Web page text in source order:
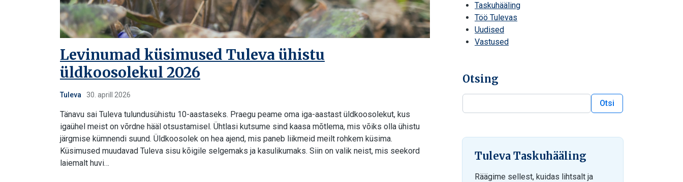
Levinumad küsimused Tuleva ühistu
üldkoosolekul 2026
Tuleva 30. aprill 2026
Tänavu sai Tuleva tulundusühistu 10-aastaseks. Praegu peame oma iga-aastast üldkoosolekut, kus
igaühel meist on võrdne hääl otsustamisel. Ühtlasi kutsume sind kaasa mõtlema, mis võiks olla ühistu
järgmise kümnendi suund. Üldkoosolek on hea ajend, mis paneb liikmeid meilt rohkem küsima.
Küsimused muudavad Tuleva sisu kõigile selgemaks ja kasulikumaks. Siin on valik neist, mis seekord
laiemalt huvi…
Taskuhääling
Töö Tulevas
Uudised
Vastused
Otsing
Otsi
Tuleva Taskuhääling
Räägime sellest, kuidas lihtsalt ja